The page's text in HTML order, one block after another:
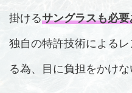
掛けるサングラスも必
独自の特許技術による
る為、目に負担をかけな